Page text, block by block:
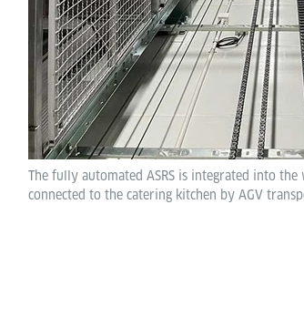
The fully automated ASRS is integrated into the
connected to the catering kitchen by AGV